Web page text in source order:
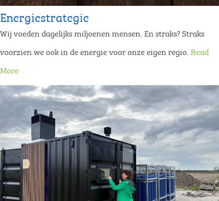
Energiestrategie
Wij voeden dagelijks miljoenen mensen. En straks? Straks
voorzien we ook in de energie voor onze eigen regio. Read
More